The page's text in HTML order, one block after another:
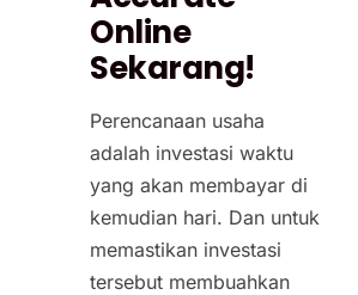
Online
Sekarang!
Perencanaan usaha
adalah investasi waktu
yang akan membayar di
kemudian hari. Dan untuk
memastikan investasi
tersebut membuahkan